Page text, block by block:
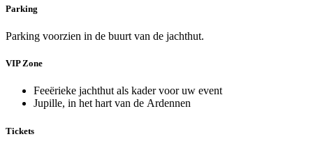
Parking
Parking voorzien in de buurt van de jachthut.
VIP Zone
Feeërieke jachthut als kader voor uw event
Jupille, in het hart van de Ardennen
Tickets